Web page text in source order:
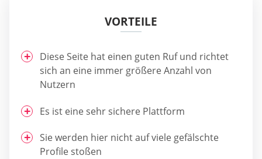
VORTEILE
Diese Seite hat einen guten Ruf und richtet
sich an eine immer größere Anzahl von
Nutzern
Es ist eine sehr sichere Plattform
Sie werden hier nicht auf viele gefälschte
Profile stoßen